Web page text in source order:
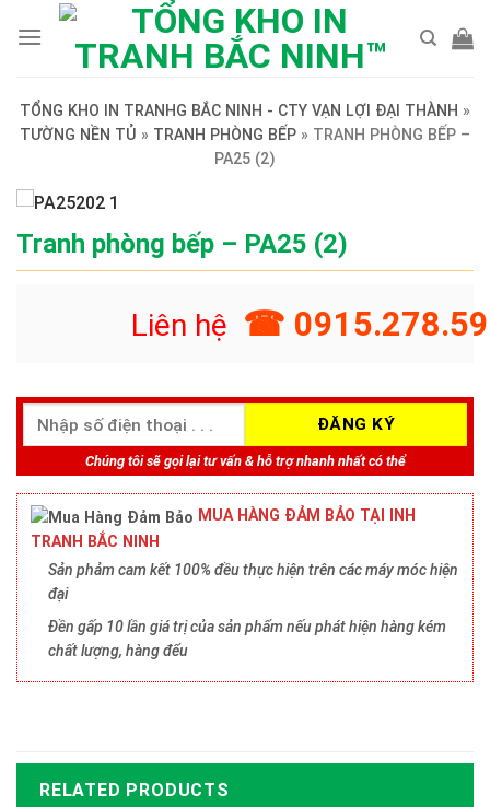
TỔNG KHO IN TRANHG BẮC NINH - CTY VẠN LỢI ĐẠI THÀNH »
TƯỜNG NỀN TỦ » TRANH PHÒNG BẾP » TRANH PHÒNG BẾP –
PA25 (2)
Tranh phòng bếp – PA25 (2)
Liên hệ ☎
Chúng tôi sẽ gọi lại tư vấn & hỗ trợ nhanh nhất có thể
MUA HÀNG ĐẢM BẢO TẠI INH
TRANH BẮC NINH
Sản phảm cam kết 100% đều thực hiện trên các máy móc hiện
đại
Đền gấp 10 lần giá trị của sản phẩm nếu phát hiện hàng kém
chất lượng, hàng đểu
RELATED PRODUCTS